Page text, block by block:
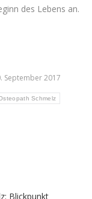
des Lebens an.
September 2017
Schmelz
Blickpunkt